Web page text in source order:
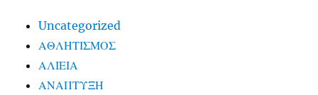
Uncategorized
ΑΘΛΗΤΙΣΜΟΣ
ΑΛΙΕΙΑ
ΑΝΑΠΤΥΞΗ